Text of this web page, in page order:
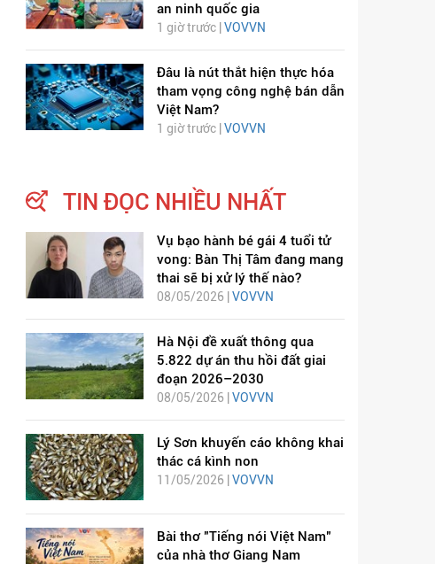
an ninh quốc gia
1 giờ trước | VOVVN
Đâu là nút thắt hiện thực hóa
tham vọng công nghệ bán dẫn
Việt Nam?
1 giờ trước | VOVVN
TIN ĐỌC NHIỀU NHẤT
Vụ bạo hành bé gái 4 tuổi tử
vong: Bàn Thị Tâm đang mang
thai sẽ bị xử lý thế nào?
08/05/2026 | VOVVN
Hà Nội đề xuất thông qua
5.822 dự án thu hồi đất giai
đoạn 2026–2030
08/05/2026 | VOVVN
Lý Sơn khuyến cáo không khai
thác cá kình non
11/05/2026 | VOVVN
Bài thơ "Tiếng nói Việt Nam"
của nhà thơ Giang Nam